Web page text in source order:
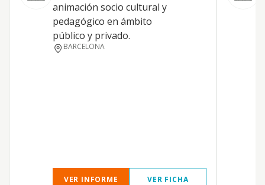
animación socio cultural y
pedagógico en ámbito
público y privado.
BARCELONA
VER INFORME VER FICHA